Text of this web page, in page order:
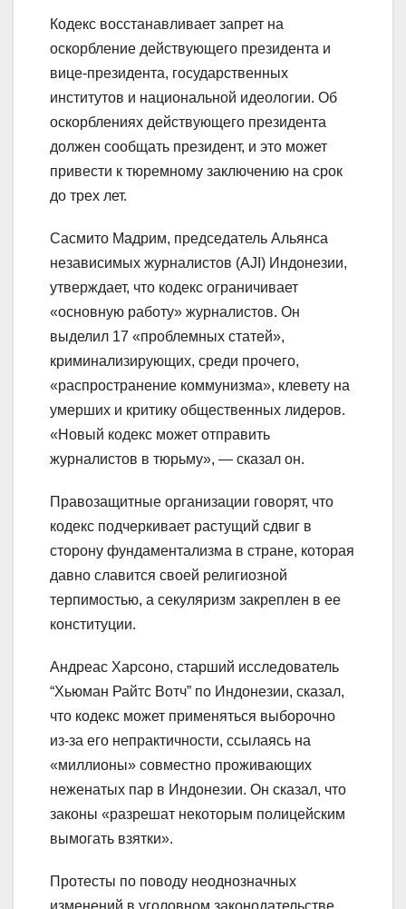
Кодекс восстанавливает запрет на
оскорбление действующего президента и
вице-президента, государственных
институтов и национальной идеологии. Об
оскорблениях действующего президента
должен сообщать президент, и это может
привести к тюремному заключению на срок
до трех лет.
Сасмито Мадрим, председатель Альянса
независимых журналистов (AJI) Индонезии,
утверждает, что кодекс ограничивает
«основную работу» журналистов. Он
выделил 17 «проблемных статей»,
криминализирующих, среди прочего,
«распространение коммунизма», клевету на
умерших и критику общественных лидеров.
«Новый кодекс может отправить
журналистов в тюрьму», — сказал он.
Правозащитные организации говорят, что
кодекс подчеркивает растущий сдвиг в
сторону фундаментализма в стране, которая
давно славится своей религиозной
терпимостью, а секуляризм закреплен в ее
конституции.
Андреас Харсоно, старший исследователь
“Хьюман Райтс Вотч” по Индонезии, сказал,
что кодекс может применяться выборочно
из-за его непрактичности, ссылаясь на
«миллионы» совместно проживающих
неженатых пар в Индонезии. Он сказал, что
законы «разрешат некоторым полицейским
вымогать взятки».
Протесты по поводу неоднозначных
изменений в уголовном законодательстве